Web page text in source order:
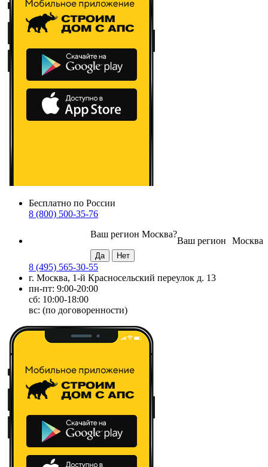
Бесплатно по России
8 (800) 500-35-76
Москва
Ваш регион
Ваш регион Москва?
8 (495) 565-30-55
г. Москва, 1-й Красносельский переулок д. 13
пн-пт: 9:00-20:00
сб: 10:00-18:00
вс: (по договоренности)